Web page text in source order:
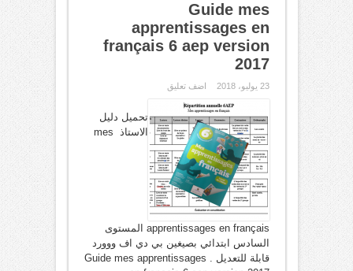
Guide mes
apprentissages en
français 6 aep version
2017
23 يوليو، 2018 اضف تعليق
تحميل دليل
الاستاذ mes
apprentissages en français المستوى
السادس ابتدائي بصيغين بي دي اف ووورد
قابلة للتعديل . Guide mes apprentissages